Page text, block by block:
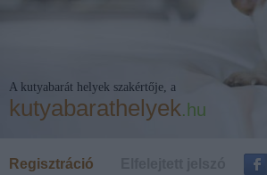
A kutyabarát helyek szakértője, a
kutyabarathelyek.hu
Regisztráció